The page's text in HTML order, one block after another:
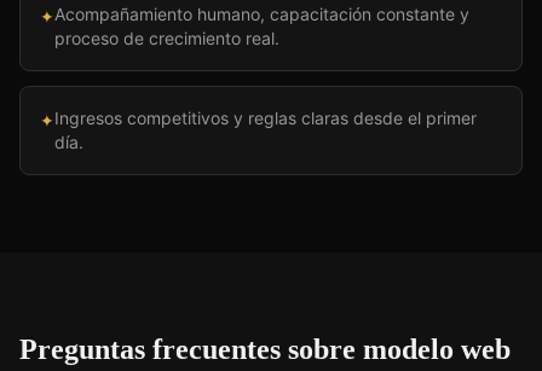
✦Acompañamiento humano, capacitación constante y
proceso de crecimiento real.
✦Ingresos competitivos y reglas claras desde el primer
día.
Preguntas frecuentes sobre modelo web